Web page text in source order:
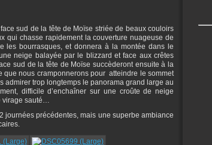
sud de la tête de Moïse striée de beaux couloirs
qui chasse rapidement la couverture nuageuse de
les bourrasques, et donnera à la montée dans le
neige balayée par le blizzard et face aux crêtes
sud de la tête de Moïse succèderont ensuite à la
que nous cramponnerons pour atteindre le sommet
admirer trop longtemps le panorama grand large au
difficile d’enchaîner sur une croûte de neige
sauté…
journées précédentes, mais une superbe ambiance